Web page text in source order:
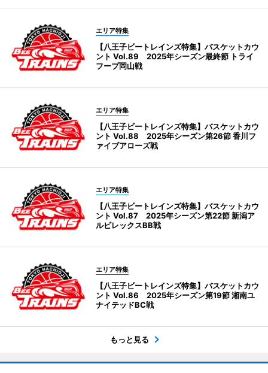
エリア特集
【八王子ビートレインズ特集】バスケットカウ
ント Vol.89 2025年シーズン最終節 トライ
フープ岡山戦
エリア特集
【八王子ビートレインズ特集】バスケットカウ
ント Vol.88 2025年シーズン第26節 香川フ
ァイブアローズ戦
エリア特集
【八王子ビートレインズ特集】バスケットカウ
ント Vol.87 2025年シーズン第22節 新潟ア
ルビレックスBB戦
エリア特集
【八王子ビートレインズ特集】バスケットカウ
ント Vol.86 2025年シーズン第19節 湘南ユ
ナイテッドBC戦
もっと見る